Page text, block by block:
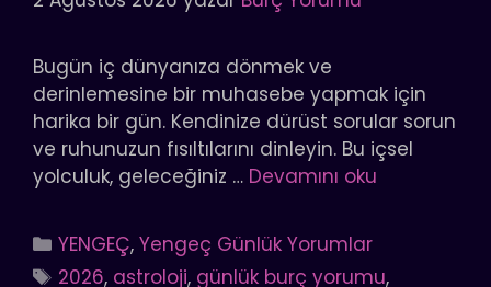
Bugün iç dünyanıza dönmek ve
derinlemesine bir muhasebe yapmak için
harika bir gün. Kendinize dürüst sorular sorun
ve ruhunuzun fısıltılarını dinleyin. Bu içsel
yolculuk, geleceğiniz … Devamını oku
Kategoriler
YENGEÇ,Yengeç Günlük Yorumlar
Etiketler
2026, astroloji, günlük burç yorumu,